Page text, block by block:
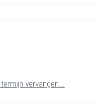
vervangen...